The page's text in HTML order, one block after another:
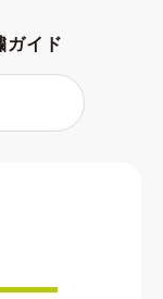
ガイド